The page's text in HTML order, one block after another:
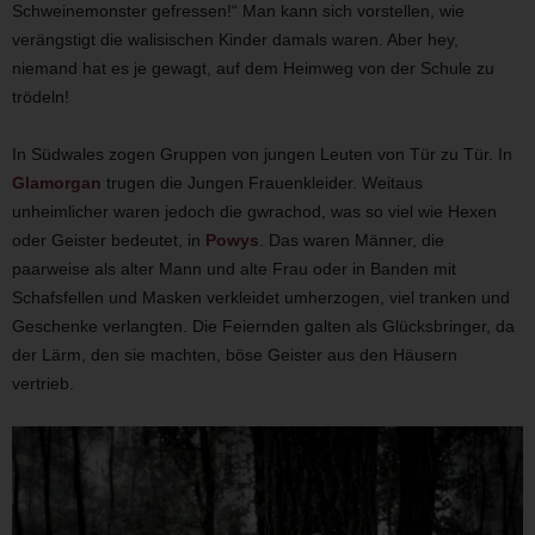
Schweinemonster gefressen!“ Man kann sich vorstellen, wie
verängstigt die walisischen Kinder damals waren. Aber hey,
niemand hat es je gewagt, auf dem Heimweg von der Schule zu
trödeln!
In Südwales zogen Gruppen von jungen Leuten von Tür zu Tür. In
Glamorgan trugen die Jungen Frauenkleider. Weitaus
unheimlicher waren jedoch die gwrachod, was so viel wie Hexen
oder Geister bedeutet, in Powys . Das waren Männer, die
paarweise als alter Mann und alte Frau oder in Banden mit
Schafsfellen und Masken verkleidet umherzogen, viel tranken und
Geschenke verlangten. Die Feiernden galten als Glücksbringer, da
der Lärm, den sie machten, böse Geister aus den Häusern
vertrieb.